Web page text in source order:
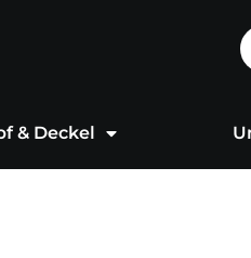
& Deckel